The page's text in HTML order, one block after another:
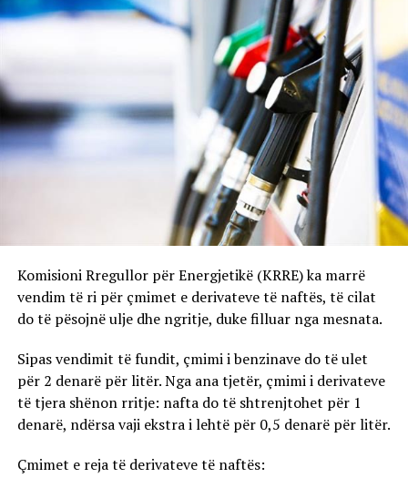
Komisioni Rregullor për Energjetikë (KRRE) ka marrë
vendim të ri për çmimet e derivateve të naftës, të cilat
do të pësojnë ulje dhe ngritje, duke filluar nga mesnata.
Sipas vendimit të fundit, çmimi i benzinave do të ulet
për 2 denarë për litër. Nga ana tjetër, çmimi i derivateve
të tjera shënon rritje: nafta do të shtrenjtohet për 1
denarë, ndërsa vaji ekstra i lehtë për 0,5 denarë për litër.
Çmimet e reja të derivateve të naftës: